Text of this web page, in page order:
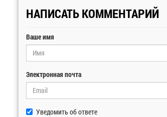
НАПИСАТЬ КОММЕНТАРИЙ
Ваше имя
Электронная почта
Уведомить об ответе